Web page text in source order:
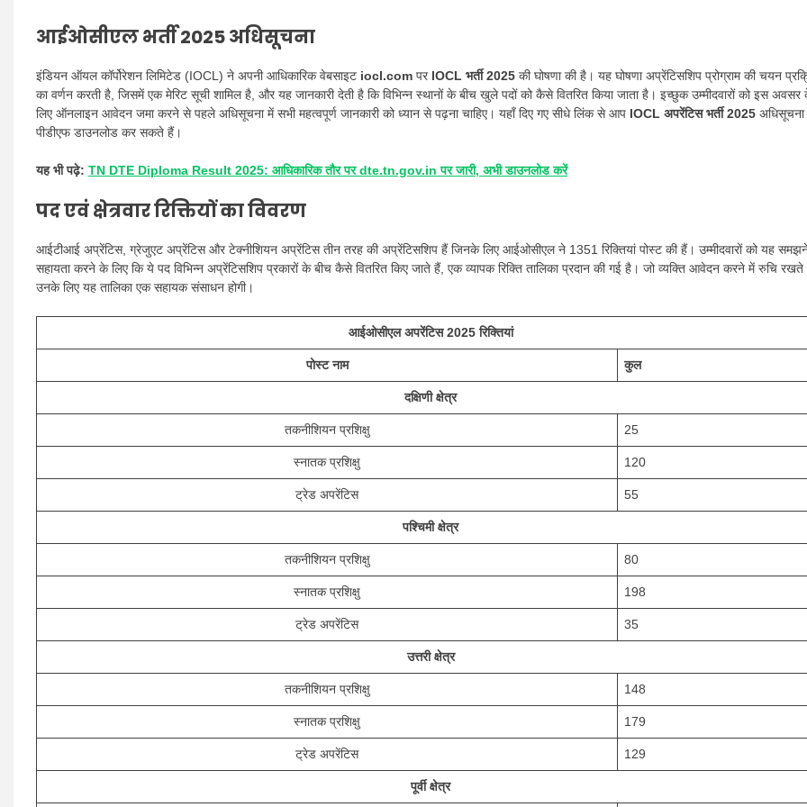
आईओसीएल भर्ती 2025 अधिसूचना
इंडियन ऑयल कॉर्पोरेशन लिमिटेड (IOCL) ने अपनी आधिकारिक वेबसाइट iocl.com परIOCL भर्ती 2025 की घोषणा की है। यह घोषणा अप्रेंटिसशिप प्रोग्राम की चयन
का वर्णन करती है, जिसमें एक मेरिट सूची शामिल है, और यह जानकारी देती है कि विभिन्न स्थानों के बीच खुले पदों को कैसे वितरित किया जाता है। इच्छुक उम्मीदवारों को इस अवसर
लिए ऑनलाइन आवेदन जमा करने से पहले अधिसूचना में सभी महत्वपूर्ण जानकारी को ध्यान से पढ़ना चाहिए। यहाँ दिए गए सीधे लिंक से आप IOCL अपरेंटिस भर्ती 2025 अधिसूचना
पीडीएफ डाउनलोड कर सकते हैं।
यह भी पढ़े: TN DTE Diploma Result 2025: आधिकारिक तौर पर dte.tn.gov.in पर जारी, अभी डाउनलोड करें
पद एवं क्षेत्रवार रिक्तियों का विवरण
आईटीआई अप्रेंटिस, ग्रेजुएट अप्रेंटिस और टेक्नीशियन अप्रेंटिस तीन तरह की अप्रेंटिसशिप हैं जिनके लिए आईओसीएल ने 1351 रिक्तियां पोस्ट की हैं। उम्मीदवारों को यह
सहायता करने के लिए कि ये पद विभिन्न अप्रेंटिसशिप प्रकारों के बीच कैसे वितरित किए जाते हैं, एक व्यापक रिक्ति तालिका प्रदान की गई है। जो व्यक्ति आवेदन करने में रुचि रखते
उनके लिए यह तालिका एक सहायक संसाधन होगी।
आईओसीएल अपरेंटिस 2025 रिक्तियां
पोस्ट नाम कुल
दक्षिणी क्षेत्र
तकनीशियन प्रशिक्षु 25
स्नातक प्रशिक्षु 120
ट्रेड अपरेंटिस 55
पश्चिमी क्षेत्र
तकनीशियन प्रशिक्षु 80
स्नातक प्रशिक्षु 198
ट्रेड अपरेंटिस 35
उत्तरी क्षेत्र
तकनीशियन प्रशिक्षु 148
स्नातक प्रशिक्षु 179
ट्रेड अपरेंटिस 129
पूर्वी क्षेत्र